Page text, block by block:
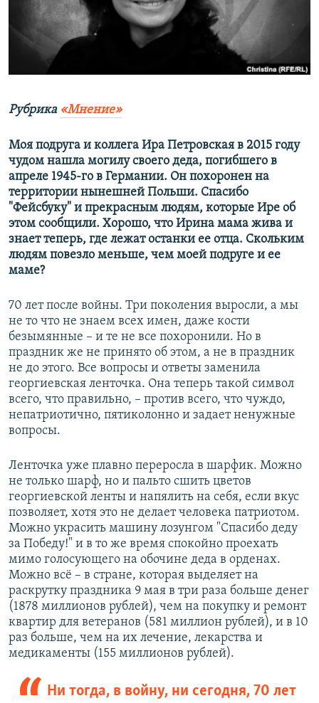
ПОБЕДИТЕЛЕЙ НЕ СУДЯТ?
КРЫМ.НЕПОКОРЕННЫЙ
ELIFBE
ПРИСОЕДИНЯЙТЕСЬ!
Все сайты RFE/RL
Рубрика «Мнение»
Моя подруга и коллега Ира Петровская в 2015 году
чудом нашла могилу своего деда, погибшего в
апреле 1945-го в Германии. Он похоронен на
территории нынешней Польши. Спасибо
"Фейсбуку" и прекрасным людям, которые Ире об
этом сообщили. Хорошо, что Ирина мама жива и
знает теперь, где лежат останки ее отца. Скольким
людям повезло меньше, чем моей подруге и ее
маме?
70 лет после войны. Три поколения выросли, а мы
не то что не знаем всех имен, даже кости
безымянные – и те не все похоронили. Но в
праздник же не принято об этом, а не в праздник
не до этого. Все вопросы и ответы заменила
георгиевская ленточка. Она теперь такой символ
всего, что правильно, – против всего, что чуждо,
непатриотично, пятиколонно и задает ненужные
вопросы.
Ленточка уже плавно переросла в шарфик. Можно
не только шарф, но и пальто сшить цветов
георгиевской ленты и напялить на себя, если вкус
позволяет, хотя это не делает человека патриотом.
Можно украсить машину лозунгом "Спасибо деду
за Победу!" и в то же время спокойно проехать
мимо голосующего на обочине деда в орденах.
Можно всё – в стране, которая выделяет на
раскрутку праздника 9 мая в три раза больше денег
(1878 миллионов рублей), чем на покупку и ремонт
квартир для ветеранов (581 миллион рублей), и в 10
раз больше, чем на их лечение, лекарства и
медикаменты (155 миллионов рублей).
Ни тогда, в войну, ни сегодня, 70 лет